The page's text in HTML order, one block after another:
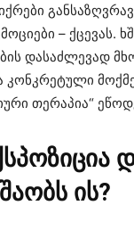
– ქცევას.
დასაძლევად
კონკრეტული
თერაპია“
ის?